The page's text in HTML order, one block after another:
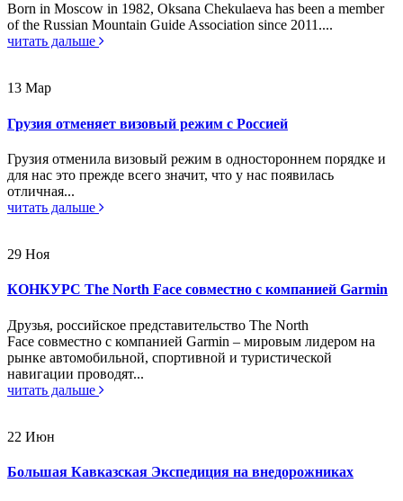
Born in Moscow in 1982, Oksana Chekulaeva has been a member
of the Russian Mountain Guide Association since 2011....
читать дальше
13 Мар
Грузия отменяет визовый режим с Россией
Грузия отменила визовый режим в одностороннем порядке и
для нас это прежде всего значит, что у нас появилась
отличная...
читать дальше
29 Ноя
КОНКУРС The North Face совместно с компанией Garmin
Друзья, российское представительство The North
Face совместно с компанией Garmin – мировым лидером на
рынке автомобильной, спортивной и туристической
навигации проводят...
читать дальше
22 Июн
Большая Кавказская Экспедиция на внедорожниках